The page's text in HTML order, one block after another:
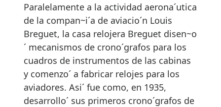
Paralelamente a la actividad aerona´utica
de la compan~i´a de aviacio´n Louis
Breguet, la casa relojera Breguet disen~o
´ mecanismos de crono´grafos para los
cuadros de instrumentos de las cabinas
y comenzo´ a fabricar relojes para los
aviadores. Asi´ fue como, en 1935,
desarrollo´ sus primeros crono´grafos de